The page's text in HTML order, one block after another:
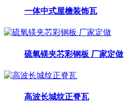
一体中式屋檐装饰瓦
硫氧镁夹芯彩钢板 厂家定做
高波长城纹正脊瓦